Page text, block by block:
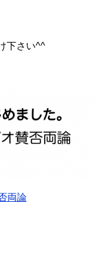
下さい^^
両論